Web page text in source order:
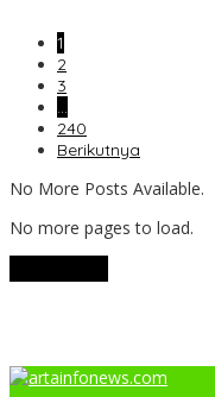
1
2
3
…
240
Berikutnya
No More Posts Available.
No more pages to load.